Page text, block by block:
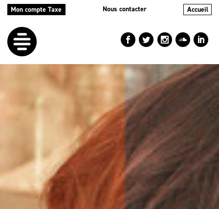
Mon compte Taxe Nous contacter Accueil
LEDÉFI
NOS
AIDES
ACTIONS
LEBLOG
RÉPERTOIRES